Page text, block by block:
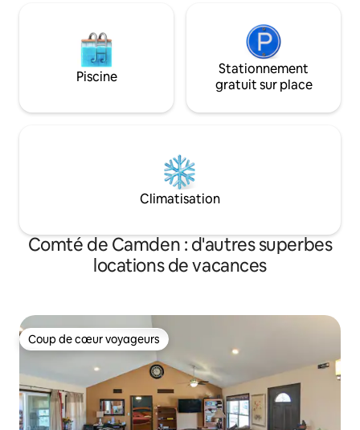
Piscine
Stationnement
gratuit sur place
Climatisation
Comté de Camden : d'autres superbes
locations de vacances
Coup de cœur voyageurs
Coup de cœur voyageurs